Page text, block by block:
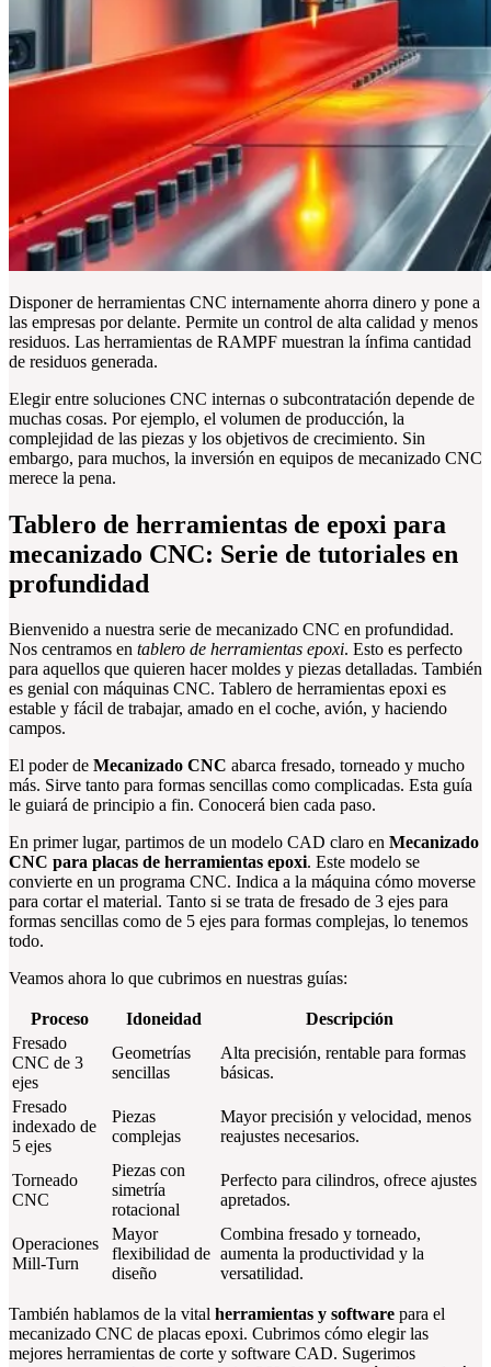
Disponer de herramientas CNC internamente ahorra dinero y pone a
las empresas por delante. Permite un control de alta calidad y menos
residuos. Las herramientas de RAMPF muestran la ínfima cantidad
de residuos generada.
Elegir entre soluciones CNC internas o subcontratación depende de
muchas cosas. Por ejemplo, el volumen de producción, la
complejidad de las piezas y los objetivos de crecimiento. Sin
embargo, para muchos, la inversión en equipos de mecanizado CNC
merece la pena.
Tablero de herramientas de epoxi para
mecanizado CNC: Serie de tutoriales en
profundidad
Bienvenido a nuestra serie de mecanizado CNC en profundidad.
Nos centramos en tablero de herramientas epoxi. Esto es perfecto
para aquellos que quieren hacer moldes y piezas detalladas. También
es genial con máquinas CNC. Tablero de herramientas epoxi es
estable y fácil de trabajar, amado en el coche, avión, y haciendo
campos.
El poder de Mecanizado CNC abarca fresado, torneado y mucho
más. Sirve tanto para formas sencillas como complicadas. Esta guía
le guiará de principio a fin. Conocerá bien cada paso.
En primer lugar, partimos de un modelo CAD claro en Mecanizado
CNC para placas de herramientas epoxi. Este modelo se
convierte en un programa CNC. Indica a la máquina cómo moverse
para cortar el material. Tanto si se trata de fresado de 3 ejes para
formas sencillas como de 5 ejes para formas complejas, lo tenemos
todo.
Veamos ahora lo que cubrimos en nuestras guías:
Proceso Idoneidad
Descripción
Fresado
CNC de 3
ejes
Geometrías
sencillas
Alta precisión, rentable para formas
básicas.
Fresado
indexado de
5 ejes
Piezas
complejas
Mayor precisión y velocidad, menos
reajustes necesarios.
Torneado
CNC
Piezas con
simetría
rotacional
Perfecto para cilindros, ofrece ajustes
apretados.
Operaciones
Mill-Turn
Mayor
flexibilidad de
diseño
Combina fresado y torneado,
aumenta la productividad y la
versatilidad.
También hablamos de la vital herramientas y software para el
mecanizado CNC de placas epoxi. Cubrimos cómo elegir las
mejores herramientas de corte y software CAD. Sugerimos